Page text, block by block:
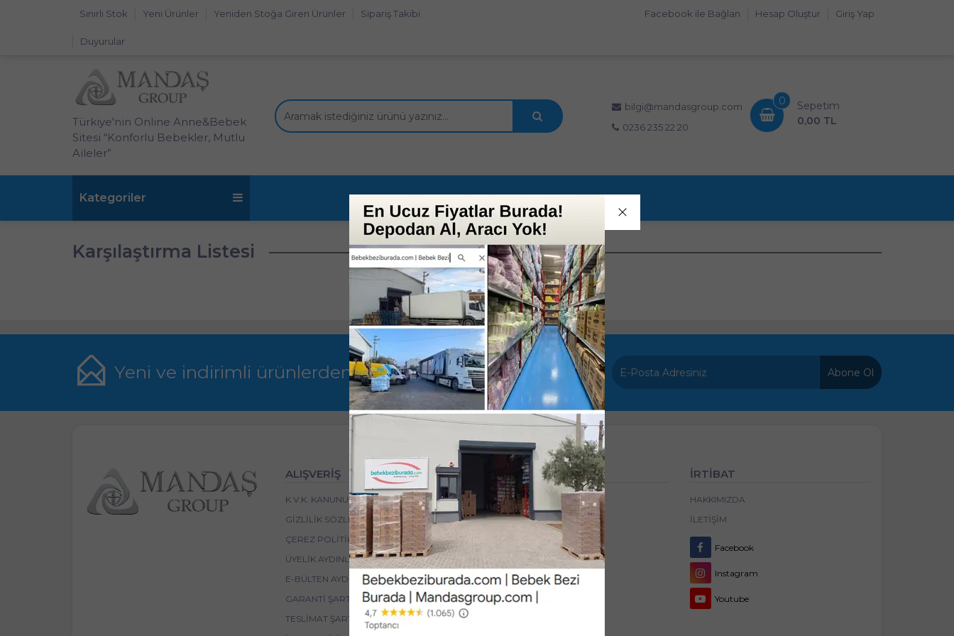
Sınırlı Stok Yeni Ürünler Yeniden Stoğa Giren Ürünler Sipariş Takibi
Duyurular
Giriş Yap
Hesap Oluştur
Facebook ile Bağlan
Türkiye'nin Online Anne&Bebek
Sitesi “Konforlu Bebekler, Mutlu
Aileler”
bilgi@mandasgroup.com
0236 235 22 20
0
Sepetim
0,00 TL
Kategoriler
Karşılaştırma Listesi
Karşılaştırma Listesi Boş
Yeni ve indirimli ürünlerden haberdar olun ! Abone Ol
ALIŞVERİŞ
K.V.K. KANUNU
GIZLILIK SÖZLEŞMESI
ÇEREZ POLITIKASI
ÜYELIK AYDINLATMA METNI
E-BÜLTEN AYDINLATMA METNI
GARANTI ŞARTLARI
TESLIMAT ŞARTLARI
HİZMETLER
YARDIM
İSTEK VE ÖNERILERINIZ
IBAN BİLGİLERİMİZ
İRTİBAT
HAKKIMIZDA
İLETIŞIM
Facebook
Instagram
Youtube